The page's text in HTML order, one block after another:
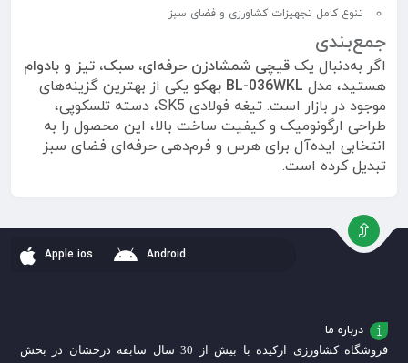
تنوع کامل تجهیزات کشاورزی و فضای سبز
جمع‌بندی
اگر به‌دنبال یک قیچی شمشادزن حرفه‌ای، سبک، تیز و بادوام
هستید، مدل BL-036WKL بهکو
یکی از بهترین گزینه‌های
موجود در بازار است. تیغه فولادی SK5، دسته تلسکوپی،
طراحی ارگونومیک و کیفیت ساخت بالا، این محصول را به
انتخابی ایده‌آل برای هرس و فرم‌دهی حرفه‌ای فضای سبز
تبدیل کرده است.
Apple ios Android
درباره ما
فروشگاه کشاورزی ارکیده با بیش از 30 سال سابقه درخشان در بخش